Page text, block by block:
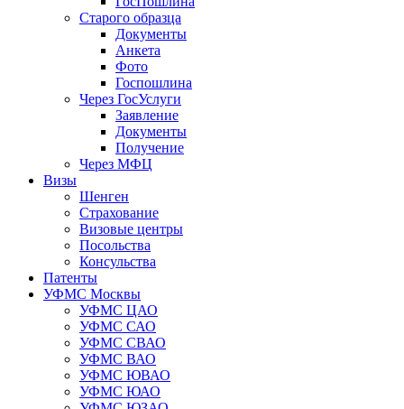
Старого образца
Документы
Анкета
Фото
Госпошлина
Через ГосУслуги
Заявление
Документы
Получение
Через МФЦ
Визы
Шенген
Страхование
Визовые центры
Посольства
Консульства
Патенты
УФМС Москвы
УФМС ЦАО
УФМС САО
УФМС СВАО
УФМС ВАО
УФМС ЮВАО
УФМС ЮАО